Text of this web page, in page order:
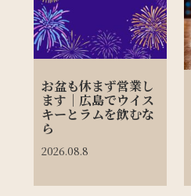
お盆も休まず営業し
ます｜広島でウイス
キーとラムを飲むな
ら
2026.08.8